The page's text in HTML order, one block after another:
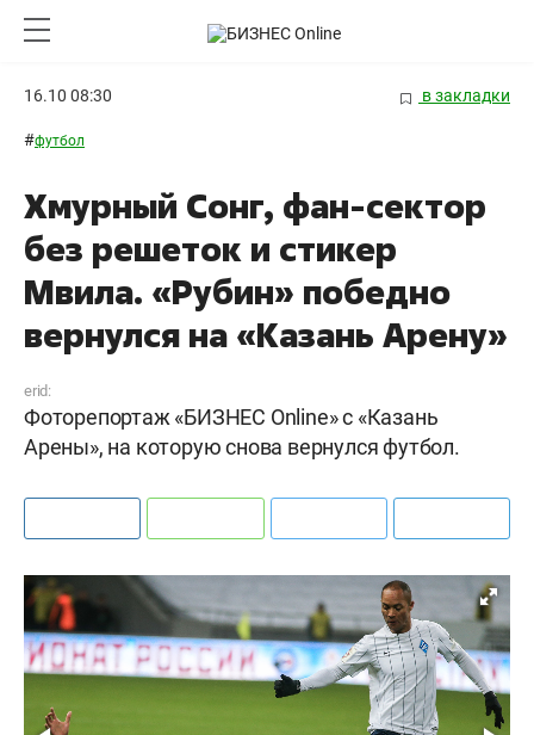
16.10 08:30 в закладки
#футбол
Хмурный Сонг, фан-сектор
без решеток и стикер
Мвила. «Рубин» победно
вернулся на «Казань Арену»
erid:
Фоторепортаж «БИЗНЕС Online» с «Казань
Арены», на которую снова вернулся футбол.